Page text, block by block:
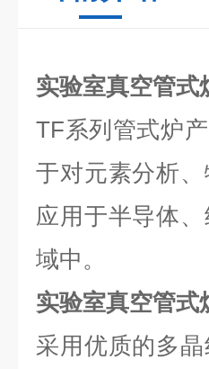
实验室真空管式
TF系列管式炉
于对元素分析
应用于半导体
域中。
实验室真空管式
采用优质的多